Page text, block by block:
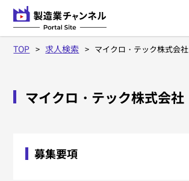
TOP 求人検索 マイクロ・テック株式会社
マイクロ・テック株式会社
募集要項